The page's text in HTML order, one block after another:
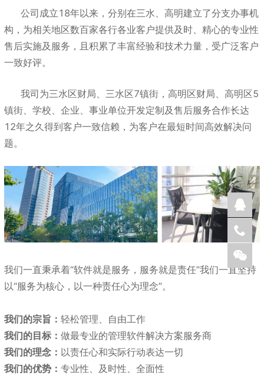
公司成立18年以来，分别在三水、高明建立了分支办事机
构，为相关地区数百家各行各业客户提供及时、精心的专业性
售后实施及服务，且积累了丰富经验和技术力量，受广泛客户
一致好评。
我司为三水区财局、三水区7镇街，高明区财局、高明区5
镇街、学校、企业、事业单位开发定制及售后服务合作长达
12年之久得到客户一致信赖，为客户在最短时间高效解决问
题。
我们一直秉承着“软件就是服务，服务就是责任”我们一直坚持
以“服务为核心，以一种责任心为理念”。
我们的宗旨： 轻松管理、自由工作
我们的目标： 做最专业的管理软件解决方案服务商
我们的理念： 以责任心和实际行动表达一切
我们的优势： 专业性、及时性、全面性